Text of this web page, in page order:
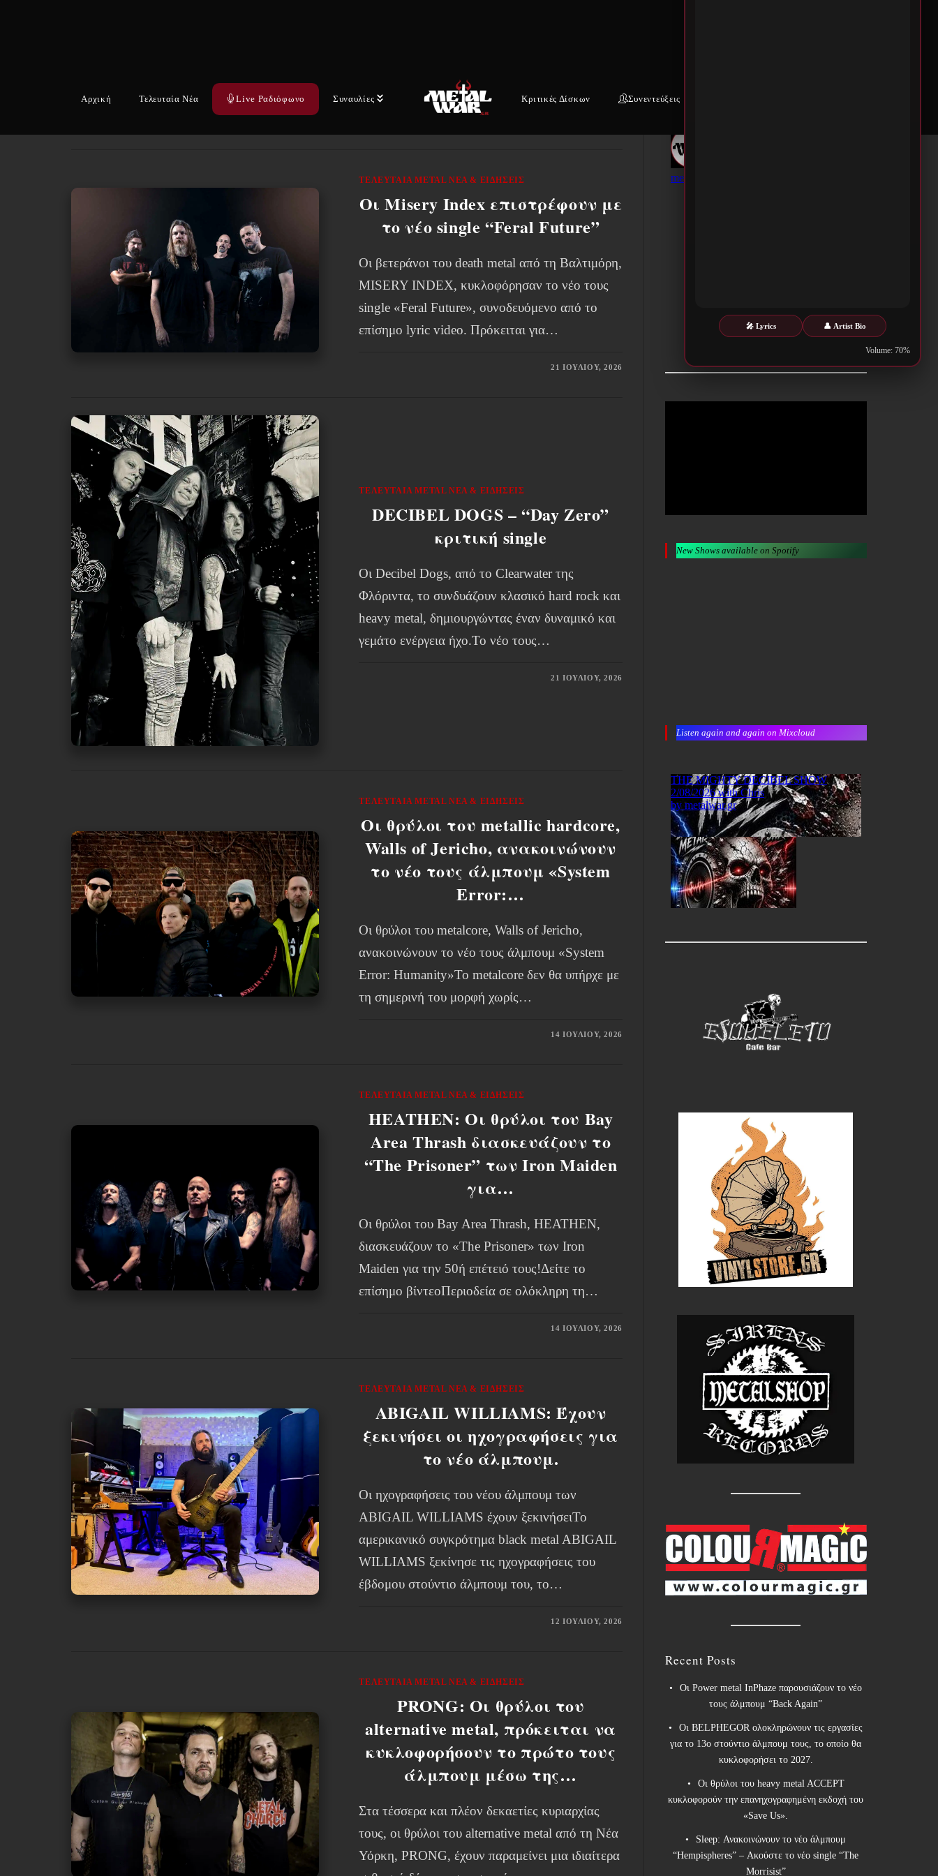
🎤 Lyrics 👤 Artist Bio
Volume: 70%
Αρχική Τελευταία Νέα Live Ραδιόφωνο Συναυλίες Κριτικές Δίσκων Συνεντεύξεις
ΤΕΛΕΥΤΑΊΑ METAL ΝΈΑ & EΙΔΉΣΕΙΣ
Οι Misery Index επιστρέφουν με
το νέο single “Feral Future”
Οι βετεράνοι του death metal από τη Βαλτιμόρη,
MISERY INDEX, κυκλοφόρησαν το νέο τους
single «Feral Future», συνοδευόμενο από το
επίσημο lyric video. Πρόκειται για…
21 ΙΟΥΛΊΟΥ, 2026
ΤΕΛΕΥΤΑΊΑ METAL ΝΈΑ & EΙΔΉΣΕΙΣ
DECIBEL DOGS – “Day Zero”
κριτική single
Οι Decibel Dogs, από το Clearwater της
Φλόριντα, το συνδυάζουν κλασικό hard rock και
heavy metal, δημιουργώντας έναν δυναμικό και
γεμάτο ενέργεια ήχο.Το νέο τους…
21 ΙΟΥΛΊΟΥ, 2026
ΤΕΛΕΥΤΑΊΑ METAL ΝΈΑ & EΙΔΉΣΕΙΣ
Οι θρύλοι του metallic hardcore,
Walls of Jericho, ανακοινώνουν
το νέο τους άλμπουμ «System
Error:…
Οι θρύλοι του metalcore, Walls of Jericho,
ανακοινώνουν το νέο τους άλμπουμ «System
Error: Humanity»Το metalcore δεν θα υπήρχε με
τη σημερινή του μορφή χωρίς…
14 ΙΟΥΛΊΟΥ, 2026
ΤΕΛΕΥΤΑΊΑ METAL ΝΈΑ & EΙΔΉΣΕΙΣ
HEATHEN: Οι θρύλοι του Bay
Area Thrash διασκευάζουν το
“The Prisoner” των Iron Maiden
για…
Οι θρύλοι του Bay Area Thrash, HEATHEN,
διασκευάζουν το «The Prisoner» των Iron
Maiden για την 50ή επέτειό τους!Δείτε το
επίσημο βίντεοΠεριοδεία σε ολόκληρη τη…
14 ΙΟΥΛΊΟΥ, 2026
ΤΕΛΕΥΤΑΊΑ METAL ΝΈΑ & EΙΔΉΣΕΙΣ
ABIGAIL WILLIAMS: Έχουν
ξεκινήσει οι ηχογραφήσεις για
το νέο άλμπουμ.
Οι ηχογραφήσεις του νέου άλμπουμ των
ABIGAIL WILLIAMS έχουν ξεκινήσειΤο
αμερικανικό συγκρότημα black metal ABIGAIL
WILLIAMS ξεκίνησε τις ηχογραφήσεις του
έβδομου στούντιο άλμπουμ του, το…
12 ΙΟΥΛΊΟΥ, 2026
ΤΕΛΕΥΤΑΊΑ METAL ΝΈΑ & EΙΔΉΣΕΙΣ
PRONG: Οι θρύλοι του
alternative metal, πρόκειται να
κυκλοφορήσουν το πρώτο τους
άλμπουμ μέσω της…
Στα τέσσερα και πλέον δεκαετίες κυριαρχίας
τους, οι θρύλοι του alternative metal από τη Νέα
Υόρκη, PRONG, έχουν παραμείνει μια ιδιαίτερα
Metalwar.gr
New Shows available on Spotify
Listen again and again on Mixcloud
Recent Posts
Οι Power metal InPhaze παρουσιάζουν το νέο
τους άλμπουμ “Back Again”
Οι BELPHEGOR ολοκληρώνουν τις εργασίες
για το 13ο στούντιο άλμπουμ τους, το οποίο θα
κυκλοφορήσει το 2027.
Οι θρύλοι του heavy metal ACCEPT
κυκλοφορούν την επανηχογραφημένη εκδοχή του
«Save Us».
Sleep: Ανακοινώνουν το νέο άλμπουμ
“Hempispheres” – Ακούστε το νέο single “The
Morrisist”